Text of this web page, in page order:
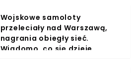
Wojskowe samoloty
przeleciały nad Warszawą,
nagrania obiegły sieć.
Wiadomo, co się dzieje